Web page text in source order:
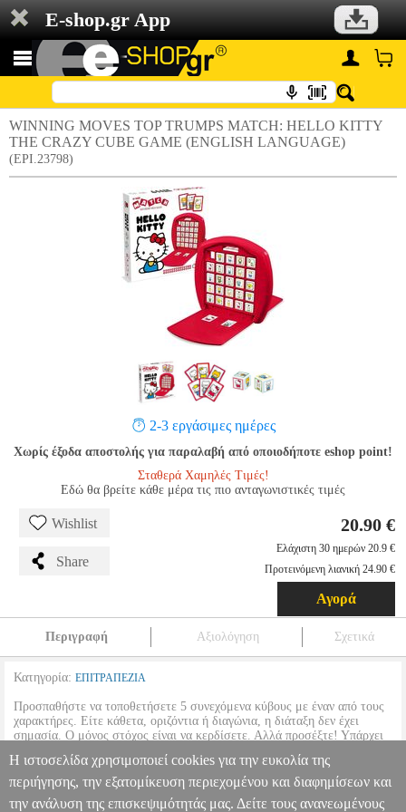
E-shop.gr App
WINNING MOVES TOP TRUMPS MATCH: HELLO KITTY
ΤHE CRAZY CUBE GAME (ENGLISH LANGUAGE)
(EPI.23798)
2-3 εργάσιμες ημέρες
Χωρίς έξοδα αποστολής για παραλαβή από οποιοδήποτε eshop point!
Σταθερά Χαμηλές Τιμές!
Εδώ θα βρείτε κάθε μέρα τις πιο ανταγωνιστικές τιμές
Wishlist
Share
20.90 €
Ελάχιστη 30 ημερών 20.9 €
Προτεινόμενη λιανική 24.90 €
Αγορά
Περιγραφή Αξιολόγηση Σχετικά
Κατηγορία: ΕΠΙΤΡΑΠΕΖΙΑ
Προσπαθήστε να τοποθετήσετε 5 συνεχόμενα κύβους με έναν από τους
χαρακτήρες. Είτε κάθετα, οριζόντια ή διαγώνια, η διάταξη δεν έχει
σημασία. Ο μόνος στόχος είναι να κερδίσετε. Αλλά προσέξτε! Υπάρχει
κερδίσει, ο αντίπαλός σας μπορεί να τραβήξει την ακριβή κάρτα και να
καταστρέψει τα σχέδιά σας!
WINNING MOVES TOP TRUMPS MATCH: HELLO KITTY ΤHE
Η ιστοσελίδα χρησιμοποιεί cookies για την ευκολία της
περιήγησης, την εξατομίκευση περιεχομένου και διαφημίσεων και
την ανάλυση της επισκεψιμότητάς μας. Δείτε τους ανανεωμένους